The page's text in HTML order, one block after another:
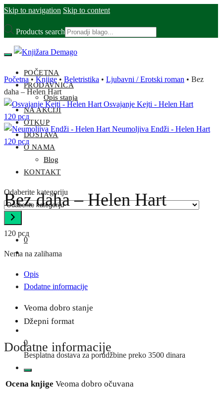
Skip to navigation Skip to content
Products search
POČETNA
PRODAVNICA
Opis stanja
NA AKCIJI
OTKUP
DOSTAVA
O NAMA
Blog
KONTAKT
Odaberite kategoriju
0
0
Besplatna dostava za porudžbine preko 3500 dinara
Početna • Knjige • Beletristika • Ljubavni / Erotski roman • Bez
daha – Helen Hart
Osvajanje Kejti - Helen Hart
120 рсд
Neumoljiva Endži - Helen Hart
120 рсд
Bez daha – Helen Hart
120 рсд
Nema na zalihama
Opis
Dodatne informacije
Veoma dobro stanje
Džepni format
Dodatne informacije
Ocena knjige Veoma dobro očuvana